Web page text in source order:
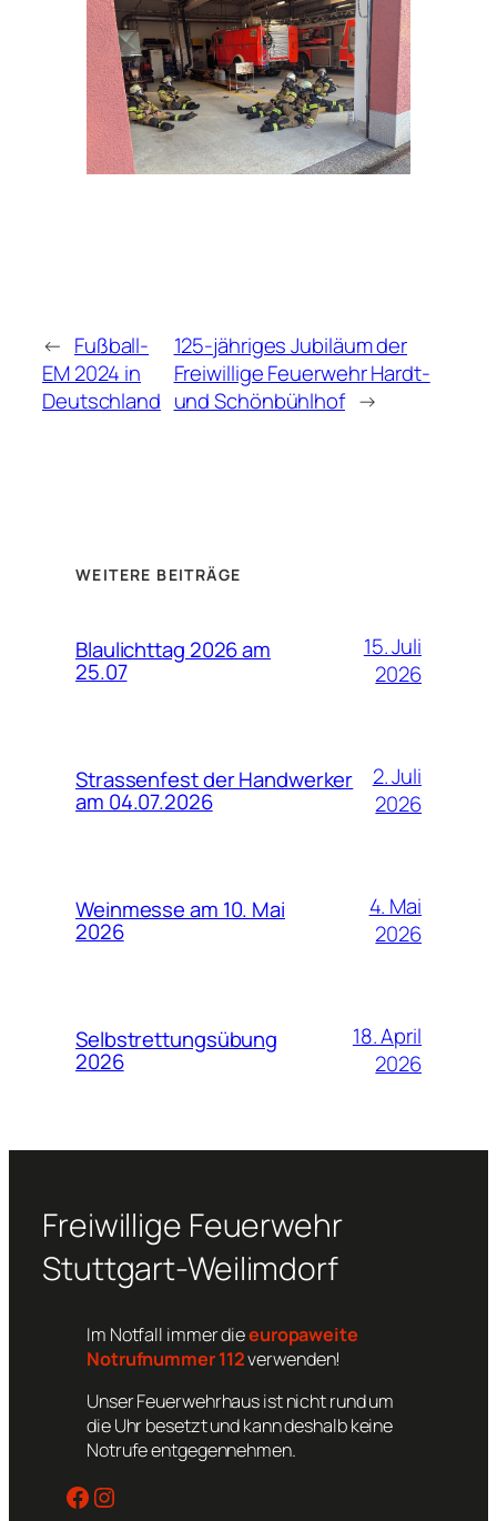
← Fußball-
EM 2024 in
Deutschland
125-jähriges Jubiläum der
Freiwillige Feuerwehr Hardt-
und Schönbühlhof →
WEITERE BEITRÄGE
Blaulichttag 2026 am
25.07
15. Juli
2026
Strassenfest der Handwerker
am 04.07.2026
2. Juli
2026
Weinmesse am 10. Mai
2026
4. Mai
2026
Selbstrettungsübung
2026
18. April
2026
Freiwillige Feuerwehr
Stuttgart-Weilimdorf
Im Notfall immer dieeuropaweite
Notrufnummer 112verwenden!
Unser Feuerwehrhaus ist nicht rund um
die Uhr besetzt und kann deshalb keine
Notrufe entgegennehmen.
Facebook Instagram